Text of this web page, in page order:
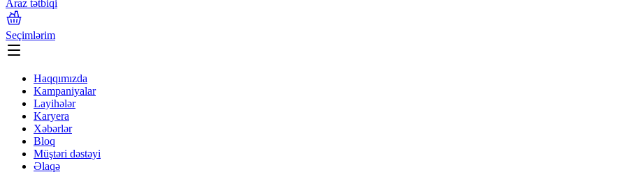
Araz tətbiqi
Seçimlərim
Haqqımızda
Kampaniyalar
Layihələr
Karyera
Xəbərlər
Bloq
Müştəri dəstəyi
Əlaqə